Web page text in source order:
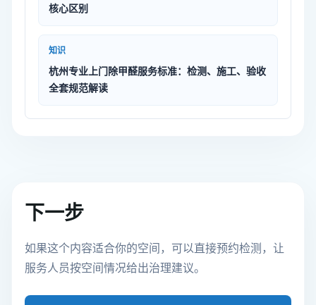
核心区别
知识
杭州专业上门除甲醛服务标准：检测、施工、验收
全套规范解读
下一步
如果这个内容适合你的空间，可以直接预约检测，让
服务人员按空间情况给出治理建议。